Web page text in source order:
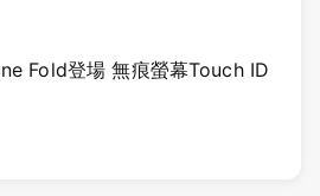
Fold登場 無痕螢幕Touch ID